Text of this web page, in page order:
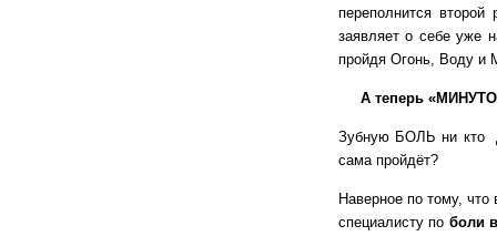
переполнится
заявляет о себе уже
пройдя Огонь, Воду
А теперь
Зубную БОЛЬ ни кто
сама пройдёт?
Наверное по тому,
специалисту по боли